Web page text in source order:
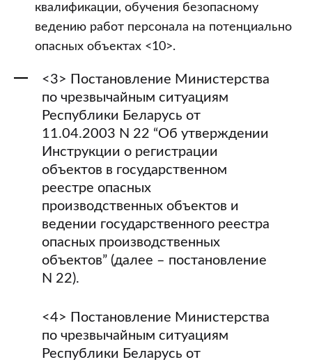
квалификации, обучения безопасному
ведению работ персонала на потенциально
опасных объектах <10>.
<3> Постановление Министерства
по чрезвычайным ситуациям
Республики Беларусь от
11.04.2003 N 22 “Об утверждении
Инструкции о регистрации
объектов в государственном
реестре опасных
производственных объектов и
ведении государственного реестра
опасных производственных
объектов” (далее – постановление
N 22).
<4> Постановление Министерства
по чрезвычайным ситуациям
Республики Беларусь от